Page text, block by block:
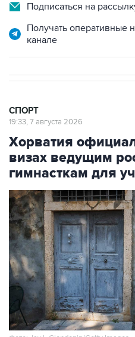
Подписаться на
Получать оперативные
канале
СПОРТ
19:33, 7 августа 2026
Хорватия
визах ведущим
гимнасткам для